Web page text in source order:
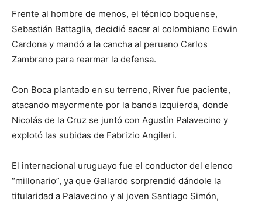
Frente al hombre de menos, el técnico boquense,
Sebastián Battaglia, decidió sacar al colombiano Edwin
Cardona y mandó a la cancha al peruano Carlos
Zambrano para rearmar la defensa.
Con Boca plantado en su terreno, River fue paciente,
atacando mayormente por la banda izquierda, donde
Nicolás de la Cruz se juntó con Agustín Palavecino y
explotó las subidas de Fabrizio Angileri.
El internacional uruguayo fue el conductor del elenco
“millonario”, ya que Gallardo sorprendió dándole la
titularidad a Palavecino y al joven Santiago Simón,